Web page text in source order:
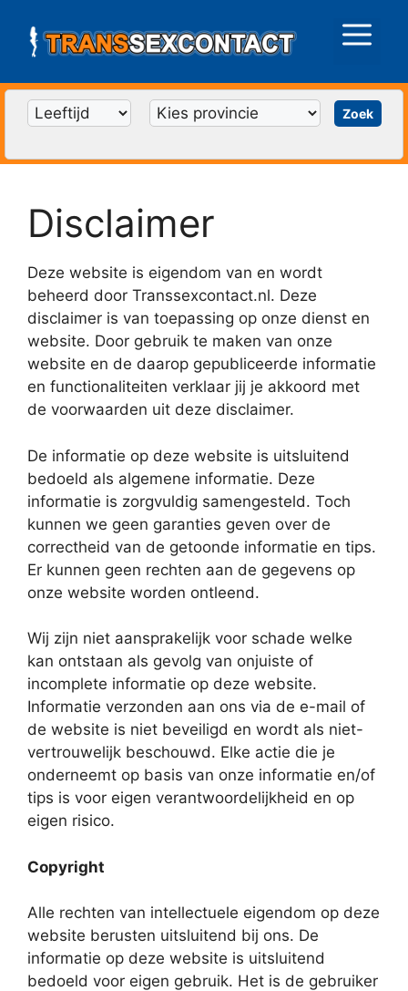
naar
inhoud
Menu
Disclaimer
Deze website is eigendom van en wordt
beheerd door Transsexcontact.nl. Deze
disclaimer is van toepassing op onze dienst en
website. Door gebruik te maken van onze
website en de daarop gepubliceerde informatie
en functionaliteiten verklaar jij je akkoord met
de voorwaarden uit deze disclaimer.
De informatie op deze website is uitsluitend
bedoeld als algemene informatie. Deze
informatie is zorgvuldig samengesteld. Toch
kunnen we geen garanties geven over de
correctheid van de getoonde informatie en tips.
Er kunnen geen rechten aan de gegevens op
onze website worden ontleend.
Wij zijn niet aansprakelijk voor schade welke
kan ontstaan als gevolg van onjuiste of
incomplete informatie op deze website.
Informatie verzonden aan ons via de e-mail of
de website is niet beveiligd en wordt als niet-
vertrouwelijk beschouwd. Elke actie die je
onderneemt op basis van onze informatie en/of
tips is voor eigen verantwoordelijkheid en op
eigen risico.
Copyright
Alle rechten van intellectuele eigendom op deze
website berusten uitsluitend bij ons. De
informatie op deze website is uitsluitend
bedoeld voor eigen gebruik. Het is de gebruiker